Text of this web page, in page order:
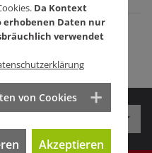
Da Kontext
erhobenen Daten nur
verwendet
von Cookies
Akzeptieren